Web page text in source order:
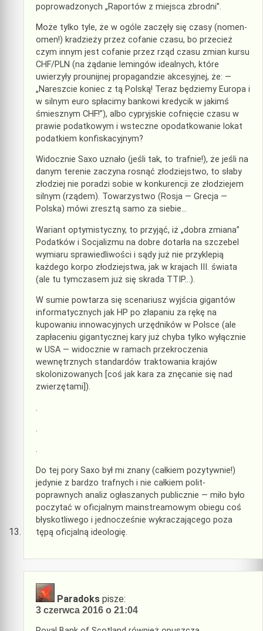
poprowadzonych „Raportów z miejsca zbrodni”.
Może tylko tyle, że w ogóle zaczęły się czasy (nomen-
omen!) kradzieży przez cofanie czasu, bo przecież
czym innym jest cofanie przez rząd czasu zmian kursu
CHF/PLN (na żądanie lemingów idealnych, które
uwierzyły prounijnej propagandzie akcesyjnej, że: —
„Nareszcie koniec z tą Polską! Teraz będziemy Europa i
w silnym euro spłacimy bankowi kredycik w jakimś
śmiesznym CHF!”), albo cypryjskie cofnięcie czasu w
prawie podatkowym i wsteczne opodatkowanie lokat
podatkiem konfiskacyjnym?
Widocznie Saxo uznało (jeśli tak, to trafnie!), że jeśli na
danym terenie zaczyna rosnąć złodziejstwo, to słaby
złodziej nie poradzi sobie w konkurencji ze złodziejem
silnym (rządem). Towarzystwo (Rosja — Grecja —
Polska) mówi zresztą samo za siebie…
Wariant optymistyczny, to przyjąć, iż „dobra zmiana”
Podatków i Socjalizmu na dobre dotarła na szczebel
wymiaru sprawiedliwości i sądy już nie przyklepią
każdego korpo złodziejstwa, jak w krajach III. świata
(ale tu tymczasem już się skrada TTIP…).
W sumie powtarza się scenariusz wyjścia gigantów
informatycznych jak HP po złapaniu za rękę na
kupowaniu innowacyjnych urzędników w Polsce (ale
zapłaceniu gigantycznej kary już chyba tylko wyłącznie
w USA — widocznie w ramach przekroczenia
wewnętrznych standardów traktowania krajów
skolonizowanych [coś jak kara za znęcanie się nad
zwierzętami]).
.
.
.
Do tej pory Saxo był mi znany (całkiem pozytywnie!)
jedynie z bardzo trafnych i nie całkiem polit-
poprawnych analiz ogłaszanych publicznie — miło było
poczytać w oficjalnym mainstreamowym obiegu coś
błyskotliwego i jednocześnie wykraczającego poza
tępą oficjalną ideologię.
Paradoks pisze:
3 czerwca 2016 o 21:04